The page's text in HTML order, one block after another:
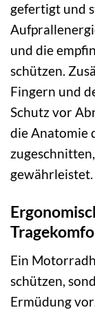
gefertigt und
und die
schützen.
Fingern und
Schutz vor
die Anatomie
gewährleistet.
Ein
schützen,
Ermüdung